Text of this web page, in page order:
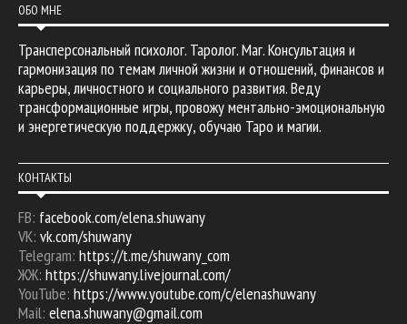
ОБО МНЕ
Трансперсональный психолог. Таролог. Маг. Консультация и
гармонизация по темам личной жизни и отношений, финансов и
карьеры, личностного и социального развития. Веду
трансформационные игры, провожу ментально-эмоциональную
и энергетическую поддержку, обучаю Таро и магии.
КОНТАКТЫ
FB: facebook.com/elena.shuwany
VK: vk.com/shuwany
Telegram: https://t.me/shuwany_com
ЖЖ: https://shuwany.livejournal.com/
YouTube: https://www.youtube.com/c/elenashuwany
Mail: elena.shuwany@gmail.com